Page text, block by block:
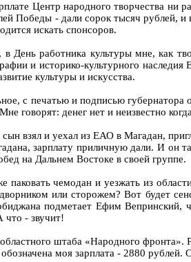
Центр народного творчества ни
Победы - дали сорок тысяч рублей, и
искать спонсоров.
День работника культуры мне, как
и историко-культурного
культуры и искусства.
с печатью и подписью
говорят: денег нет и неизвестно
взял и уехал из ЕАО в Магадан,
зарплату приличную дали. И он
на Дальнем Востоке в своей группе.
паковать чемодан и уезжать из
или сторожем? Вот будет
подметает Ефим Вепринский,
что - звучит!
штаба «Народного фронта».
моя зарплата - 2880 рублей.